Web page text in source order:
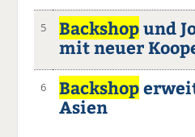
5 Backshopund
mit neuer
6 Backshop
Asien